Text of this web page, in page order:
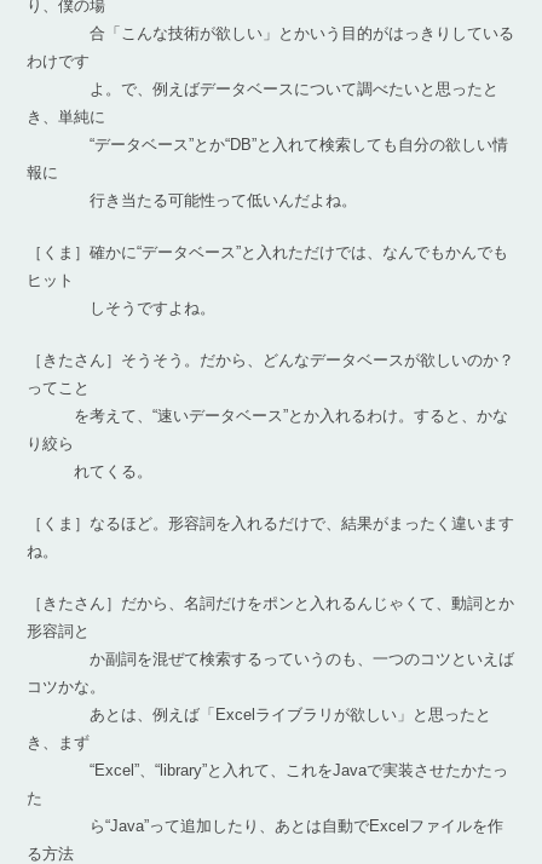
り、僕の場
合「こんな技術が欲しい」とかいう目的がはっきりしている
わけです
よ。で、例えばデータベースについて調べたいと思ったと
き、単純に
“データベース”とか“DB”と入れて検索しても自分の欲しい情
報に
行き当たる可能性って低いんだよね。
［くま］確かに“データベース”と入れただけでは、なんでもかんでも
ヒット
しそうですよね。
［きたさん］そうそう。だから、どんなデータベースが欲しいのか？
ってこと
を考えて、“速いデータベース”とか入れるわけ。すると、かな
り絞ら
れてくる。
［くま］なるほど。形容詞を入れるだけで、結果がまったく違います
ね。
［きたさん］だから、名詞だけをポンと入れるんじゃくて、動詞とか
形容詞と
か副詞を混ぜて検索するっていうのも、一つのコツといえば
コツかな。
あとは、例えば「Excelライブラリが欲しい」と思ったと
き、まず
“Excel”、“library”と入れて、これをJavaで実装させたかたっ
た
ら“Java”って追加したり、あとは自動でExcelファイルを作
る方法